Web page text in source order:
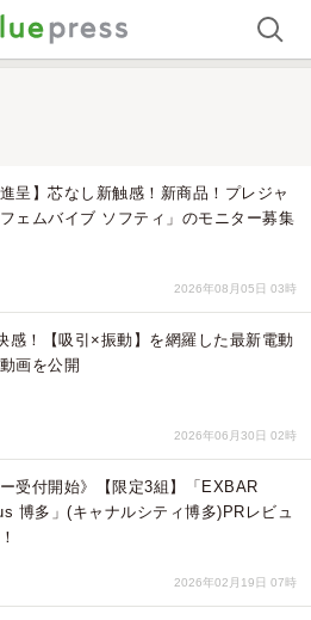
進呈】芯なし新触感！新商品！プレジャ
ェムバイブ ソフティ」のモニター募集
2026年08月05日 03時
感！【吸引×振動】を網羅した最新電動
画を公開
2026年06月30日 02時
ー受付開始》【限定3組】「EXBAR
博多」(キャナルシティ博多)PRレビュ
2026年02月19日 07時